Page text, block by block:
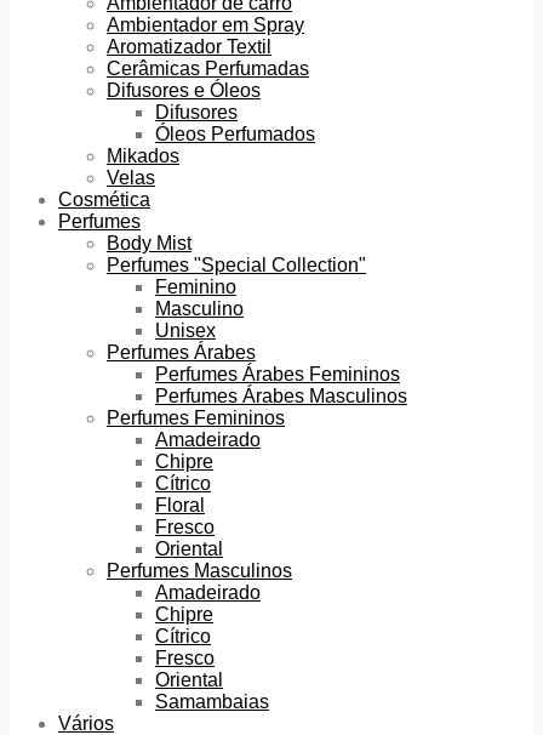
Ambientador em Spray
Aromatizador Textil
Cerâmicas Perfumadas
Difusores e Óleos
Difusores
Óleos Perfumados
Mikados
Velas
Cosmética
Perfumes
Body Mist
Perfumes "Special Collection"
Feminino
Masculino
Unisex
Perfumes Árabes
Perfumes Árabes Femininos
Perfumes Árabes Masculinos
Perfumes Femininos
Amadeirado
Chipre
Cítrico
Floral
Fresco
Oriental
Perfumes Masculinos
Amadeirado
Chipre
Cítrico
Fresco
Oriental
Samambaias
Vários